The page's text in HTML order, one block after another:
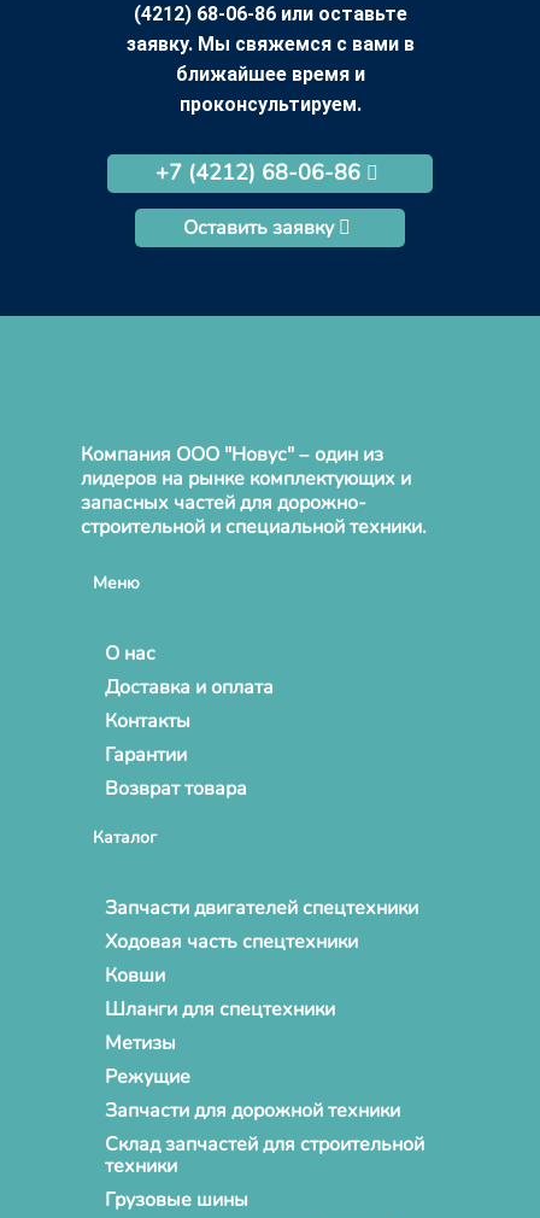
(4212) 68-06-86 или оставьте
заявку. Мы свяжемся с вами в
ближайшее время и
проконсультируем.
+7 (4212) 68-06-86
Оставить заявку
Компания ООО "Новус" – один из
лидеров на рынке комплектующих и
запасных частей для дорожно-
строительной и специальной техники.
Меню
О нас
Доставка и оплата
Контакты
Гарантии
Возврат товара
Каталог
Запчасти двигателей спецтехники
Ходовая часть спецтехники
Ковши
Шланги для спецтехники
Метизы
Режущие
Запчасти для дорожной техники
Склад запчастей для строительной
техники
Грузовые шины